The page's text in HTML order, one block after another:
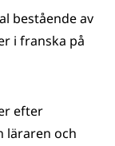
bestående av
i franska på
efter
läraren och